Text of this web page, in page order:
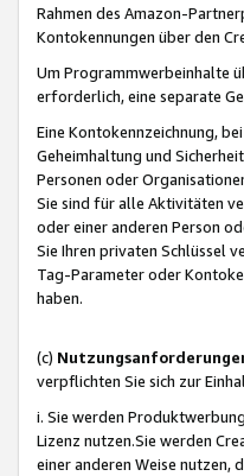
Rahmen des Amazon-
Kontokennungen über den
Um Programmwerbeinhalte
erforderlich, eine separate
Eine Kontokennzeichnung,
Geheimhaltung und
Personen oder
Sie sind für alle Aktivitäten
oder einer anderen Person
Sie Ihren privaten Schlüssel
Tag-Parameter oder
haben.
(c)
verpflichten Sie sich zur
i. Sie werden
Lizenz nutzen.Sie werden
einer anderen Weise nutzen,